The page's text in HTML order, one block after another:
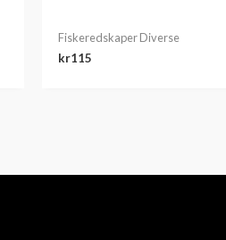
Fiskeredskaper Diverse
kr115